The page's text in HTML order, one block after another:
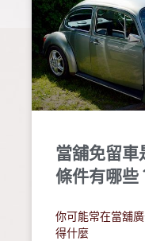
當舖免留車
條件有哪些
你可能常在當舖
得什麼